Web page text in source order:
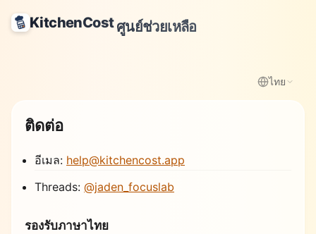
KitchenCostศูนย์ช่วยเหลือ
ไทย
ติดต่อ
อีเมล: help@kitchencost.app
Threads: @jaden_focuslab
รองรับภาษาไทย